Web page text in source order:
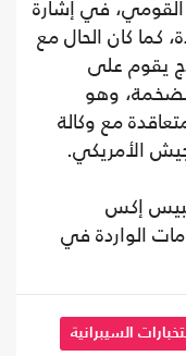
القومي، في إشارة
كما كان الحال مع
يقوم على
الضخمة، وهو
مع وكالة
الأمريكي.
إكس
الواردة في
السيبرانية